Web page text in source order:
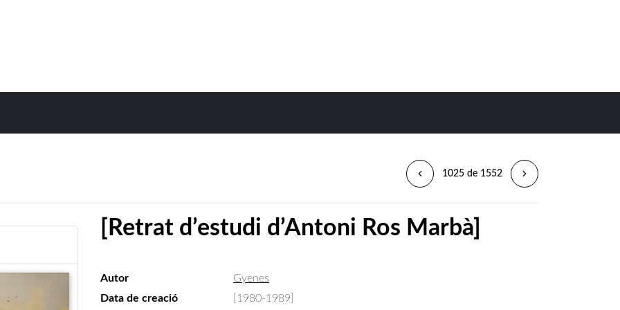
1025 de 1552
[Retrat d’estudi d’Antoni Ros Marbà]
Autor
Gyenes
Data de creació
[1980-1989]